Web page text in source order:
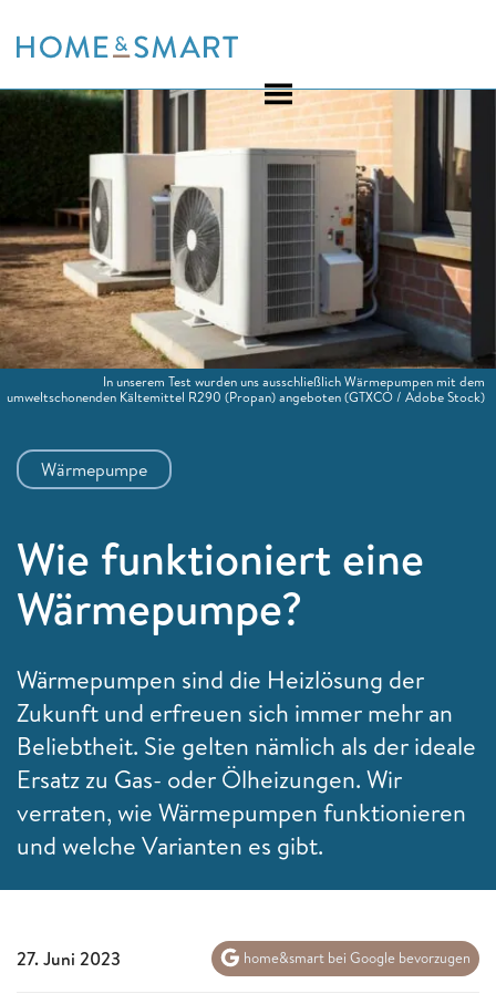
to
Wärmepumpe
Wie funktioniert eine
Wärmepumpe?
Wärmepumpen sind die Heizlösung der
Zukunft und erfreuen sich immer mehr an
Beliebtheit. Sie gelten nämlich als der ideale
Ersatz zu Gas- oder Ölheizungen. Wir
verraten, wie Wärmepumpen funktionieren
und welche Varianten es gibt.
In unserem Test wurden uns ausschließlich Wärmepumpen mit dem
umweltschonenden Kältemittel R290 (Propan) angeboten(GTXCO / Adobe Stock)
27. Juni 2023 home&smart bei Google bevorzugen